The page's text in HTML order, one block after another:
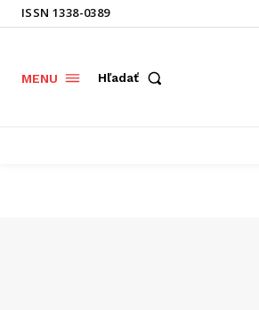
ISSN 1338-0389
MENU Hľadať